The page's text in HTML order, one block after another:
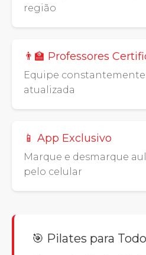
região
👨‍🏫 Professores
Equipe
atualizada
📱 App Exclusivo
Marque e desmarque
pelo celular
🎯 Pilates para